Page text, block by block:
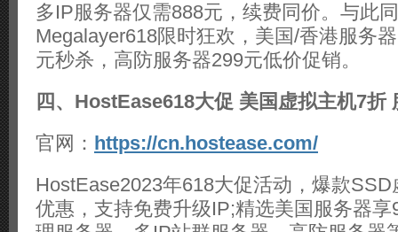
多IP服务器仅需888元，续费同价。与此
Megalayer618限时狂欢，美国/香港服务
元秒杀，高防服务器299元低价促销。
四、HostEase618大促 美国虚拟主机7折
官网： https://cn.hostease.com/
HostEase2023年618大促活动，爆款
优惠，支持免费升级IP;精选美国服务器